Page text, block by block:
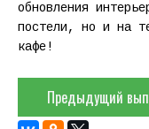
обновления
постели, но и на
кафе!
Предыдущий